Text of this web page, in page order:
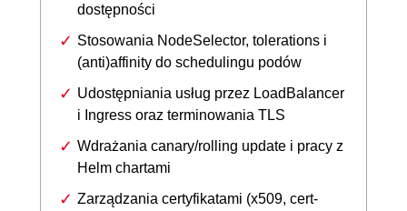
dostępności
Stosowania NodeSelector, tolerations i
(anti)affinity do schedulingu podów
Udostępniania usług przez LoadBalancer
i Ingress oraz terminowania TLS
Wdrażania canary/rolling update i pracy z
Helm chartami
Zarządzania certyfikatami (x509, cert-